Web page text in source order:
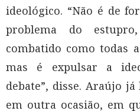
ideológico. “Não é de
problema do
combatido como todas
mas é expulsar a
debate”, disse. Araújo
em outra ocasião, em